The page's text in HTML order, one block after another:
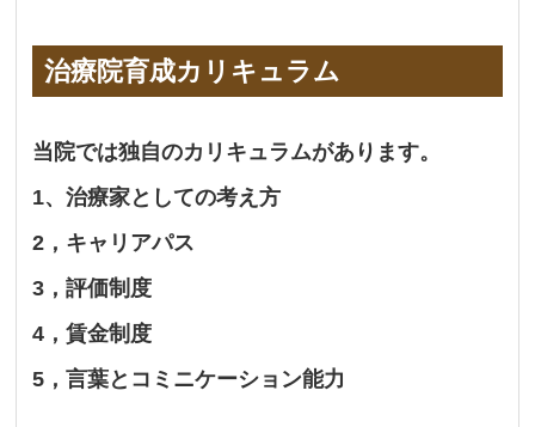
治療院育成カリキュラム
当院では独自のカリキュラムがあります。
1、治療家としての考え方
2，キャリアパス
3，評価制度
4，賃金制度
5，言葉とコミニケーション能力